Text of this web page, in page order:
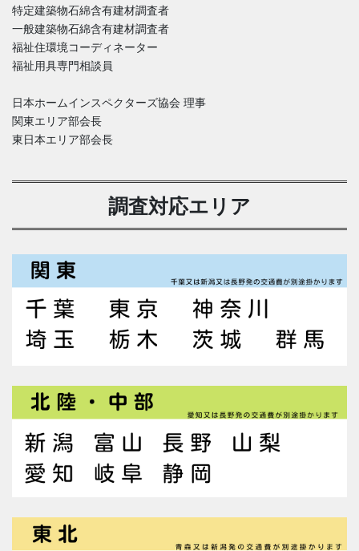
特定建築物石綿含有建材調査者
一般建築物石綿含有建材調査者
福祉住環境コーディネーター
福祉用具専門相談員
日本ホームインスペクターズ協会 理事
関東エリア部会長
東日本エリア部会長
調査対応エリア